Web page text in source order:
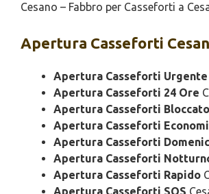
Cesano – Fabbro per Casseforti a
Apertura Casseforti
Apertura Casseforti Urgente
Apertura Casseforti 24 Ore
Apertura Casseforti Bloccato
Apertura Casseforti
Apertura Casseforti
Apertura Casseforti
Apertura Casseforti Rapido
Apertura Casseforti SOS